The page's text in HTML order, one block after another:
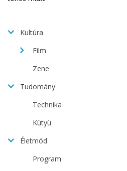
Kultúra
Film
Zene
Tudomány
Technika
Kütyü
Életmód
Program